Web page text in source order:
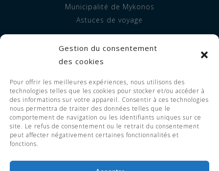
Gestion du consentement
des cookies
Pour offrir les meilleures expériences, nous utilisons des
technologies telles que les cookies pour stocker et/ou accéder à
des informations sur votre appareil. Consentir à ces technologies
nous permettra de traiter des données telles que le
comportement de navigation ou les identifiants uniques sur ce
site. Le refus de consentement ou le retrait du consentement
peut affecter négativement certaines fonctionnalités et
fonctions.
Municipalité de Mykonos
Astuces de voyage
INFORMATION
À propos de nous
Prestations de service
FAQ
© 2023 Adorno Suites. All Rights